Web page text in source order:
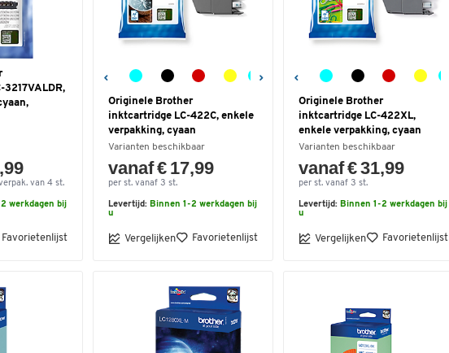
van 4 st.
werkdagen bij
Favorietenlijst
Originele Brother
inktcartridge LC-422C, enkele
verpakking, cyaan
Varianten beschikbaar
vanaf € 17,99
per st. vanaf 3 st.
Levertijd: Binnen 1-2 werkdagen bij
u
Vergelijken Favorietenlijst
Originele Brother
inktcartridge LC-422XL,
enkele verpakking, cyaan
Varianten beschikbaar
vanaf € 31,99
per st. vanaf 3 st.
Levertijd: Binnen 1-2 werkdagen bij
u
Vergelijken Favorietenlijst